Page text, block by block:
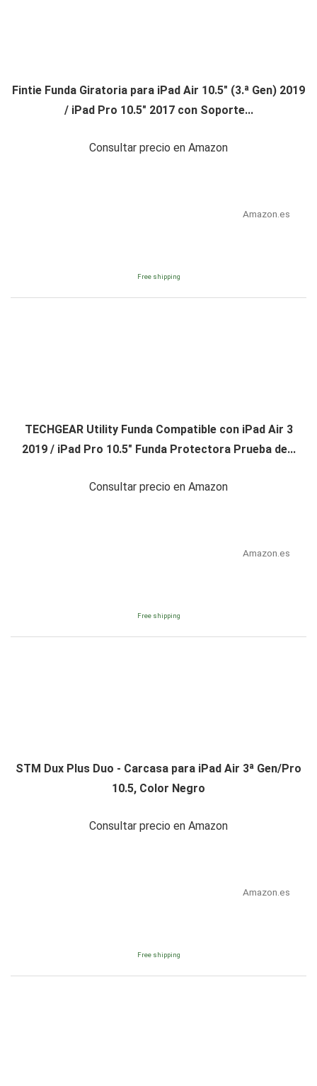
Fintie Funda Giratoria para iPad Air 10.5" (3.ª Gen) 2019
/ iPad Pro 10.5" 2017 con Soporte...
Consultar precio en Amazon
Amazon.es
Free shipping
TECHGEAR Utility Funda Compatible con iPad Air 3
2019 / iPad Pro 10.5" Funda Protectora Prueba de...
Consultar precio en Amazon
Amazon.es
Free shipping
STM Dux Plus Duo - Carcasa para iPad Air 3ª Gen/Pro
10.5, Color Negro
Consultar precio en Amazon
Amazon.es
Free shipping